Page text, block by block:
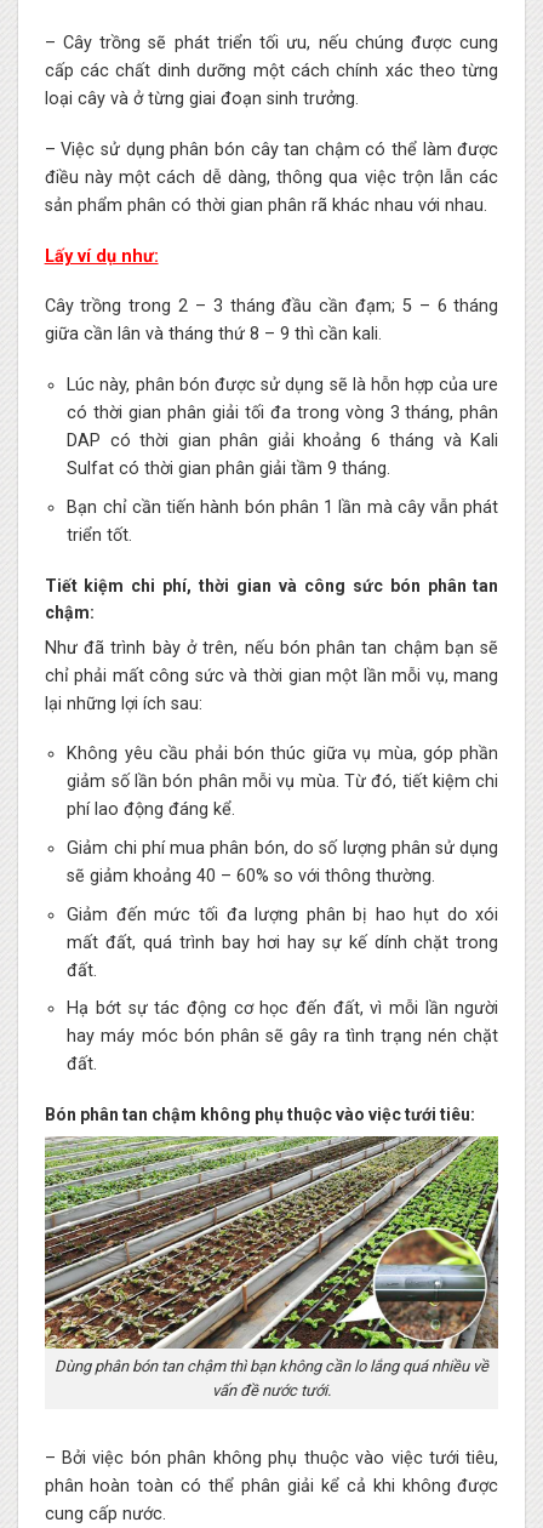
– Cây trồng sẽ phát triển tối ưu, nếu chúng được cung
cấp các chất dinh dưỡng một cách chính xác theo từng
loại cây và ở từng giai đoạn sinh trưởng.
– Việc sử dụng phân bón cây tan chậm có thể làm được
điều này một cách dễ dàng, thông qua việc trộn lẫn các
sản phẩm phân có thời gian phân rã khác nhau với nhau.
Lấy ví dụ như:
Cây trồng trong 2 – 3 tháng đầu cần đạm; 5 – 6 tháng
giữa cần lân và tháng thứ 8 – 9 thì cần kali.
Lúc này, phân bón được sử dụng sẽ là hỗn hợp của ure
có thời gian phân giải tối đa trong vòng 3 tháng, phân
DAP có thời gian phân giải khoảng 6 tháng và Kali
Sulfat có thời gian phân giải tầm 9 tháng.
Bạn chỉ cần tiến hành bón phân 1 lần mà cây vẫn phát
triển tốt.
Tiết kiệm chi phí, thời gian và công sức bón phân tan
chậm:
Như đã trình bày ở trên, nếu bón phân tan chậm bạn sẽ
chỉ phải mất công sức và thời gian một lần mỗi vụ, mang
lại những lợi ích sau:
Không yêu cầu phải bón thúc giữa vụ mùa, góp phần
giảm số lần bón phân mỗi vụ mùa. Từ đó, tiết kiệm chi
phí lao động đáng kể.
Giảm chi phí mua phân bón, do số lượng phân sử dụng
sẽ giảm khoảng 40 – 60% so với thông thường.
Giảm đến mức tối đa lượng phân bị hao hụt do xói
mất đất, quá trình bay hơi hay sự kế dính chặt trong
đất.
Hạ bớt sự tác động cơ học đến đất, vì mỗi lần người
hay máy móc bón phân sẽ gây ra tình trạng nén chặt
đất.
Bón phân tan chậm không phụ thuộc vào việc tưới tiêu:
Dùng phân bón tan chậm thì bạn không cần lo lắng quá nhiều về
vấn đề nước tưới.
– Bởi việc bón phân không phụ thuộc vào việc tưới tiêu,
phân hoàn toàn có thể phân giải kể cả khi không được
cung cấp nước.